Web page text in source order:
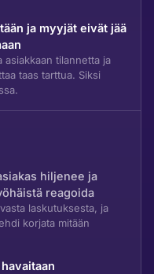
ja myyjät eivät jää
tilannetta ja
taas tarttua. Siksi
hiljenee ja
reagoida
laskutuksesta, ja
korjata mitään